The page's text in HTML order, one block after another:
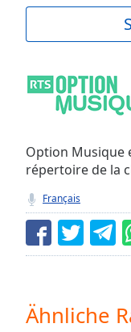
Current
Loaded:
0.00%
TypeLIVE
Seek to
currently
behind
LIVE
Remaining
Time-
Playback
Option Musique
répertoire de la
Français
Ähnliche